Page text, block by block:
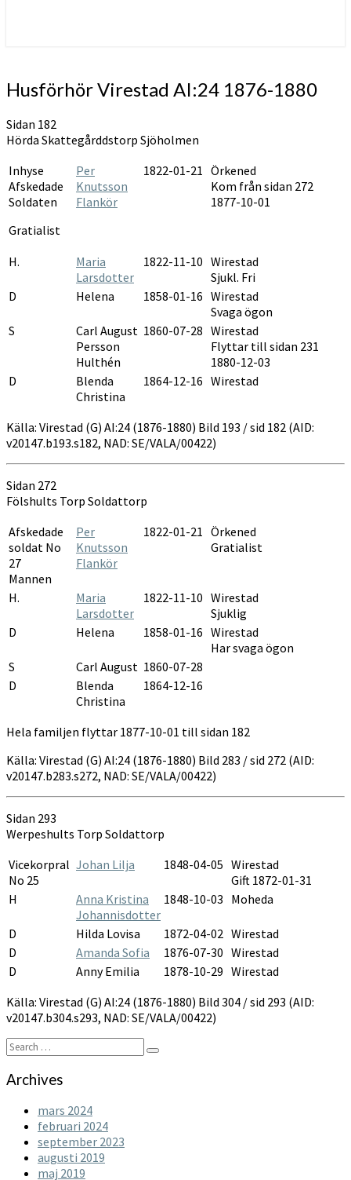
Husförhör
Virestad
1876-
1880
Husförhör Virestad AI:24 1876-1880
Sidan 182
Hörda Skattegårddstorp Sjöholmen
Inhyse
Afskedade
Soldaten
Gratialist
Per
Knutsson
Flankör
1822-01-21 Örkened
Kom från sidan 272
1877-10-01
H.
Maria
Larsdotter
1822-11-10 Wirestad
Sjukl. Fri
D
Helena 1858-01-16 Wirestad
Svaga ögon
S
Carl August
Persson
Hulthén
1860-07-28 Wirestad
Flyttar till sidan 231
1880-12-03
D
Blenda
Christina
1864-12-16 Wirestad
Källa: Virestad (G) AI:24 (1876-1880) Bild 193 / sid 182 (AID:
v20147.b193.s182, NAD: SE/VALA/00422)
Sidan 272
Fölshults Torp Soldattorp
Afskedade
soldat No
27
Mannen
Per
Knutsson
Flankör
1822-01-21 Örkened
Gratialist
H.
Maria
Larsdotter
1822-11-10 Wirestad
Sjuklig
D
Helena 1858-01-16 Wirestad
Har svaga ögon
S
Carl August 1860-07-28
D
Blenda
Christina
1864-12-16
Hela familjen flyttar 1877-10-01 till sidan 182
Källa: Virestad (G) AI:24 (1876-1880) Bild 283 / sid 272 (AID:
v20147.b283.s272, NAD: SE/VALA/00422)
Sidan 293
Werpeshults Torp Soldattorp
Vicekorpral
No 25
Johan Lilja 1848-04-05 Wirestad
Gift 1872-01-31
H
Anna Kristina
Johannisdotter
1848-10-03 Moheda
D Hilda Lovisa 1872-04-02 Wirestad
D
Amanda Sofia 1876-07-30 Wirestad
D
Anny Emilia 1878-10-29 Wirestad
Källa: Virestad (G) AI:24 (1876-1880) Bild 304 / sid 293 (AID:
v20147.b304.s293, NAD: SE/VALA/00422)
Search
for:
Search
Archives
mars 2024
februari 2024
september 2023
augusti 2019
maj 2019